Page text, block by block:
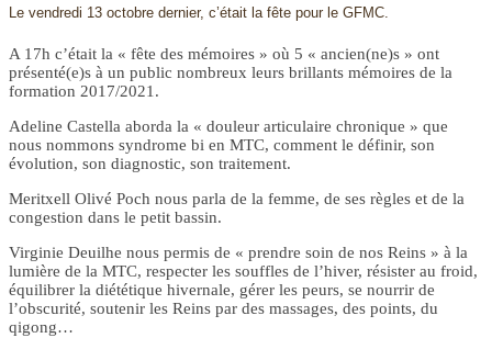
Le vendredi 13 octobre dernier, c’était la fête pour le GFMC.
A 17h c’était la « fête des mémoires » où 5 « ancien(ne)s » ont
présenté(e)s à un public nombreux leurs brillants mémoires de la
formation 2017/2021.
Adeline Castella aborda la « douleur articulaire chronique » que
nous nommons syndrome bi en MTC, comment le définir, son
évolution, son diagnostic, son traitement.
Meritxell Olivé Poch nous parla de la femme, de ses règles et de la
congestion dans le petit bassin.
Virginie Deuilhe nous permis de « prendre soin de nos Reins » à la
lumière de la MTC, respecter les souffles de l’hiver, résister au froid,
équilibrer la diététique hivernale, gérer les peurs, se nourrir de
l’obscurité, soutenir les Reins par des massages, des points, du
qigong…